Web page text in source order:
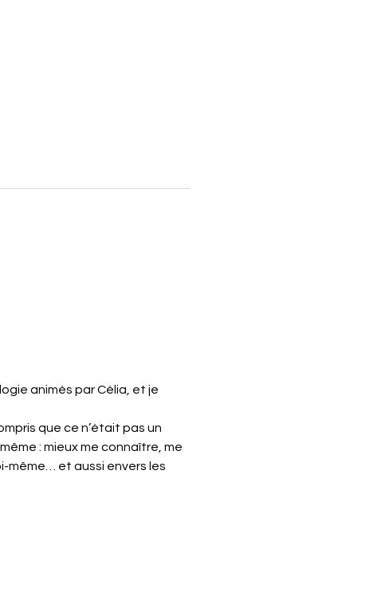
animés par Célia, et je
que ce n’était pas un
: mieux me connaître, me
même… et aussi envers les